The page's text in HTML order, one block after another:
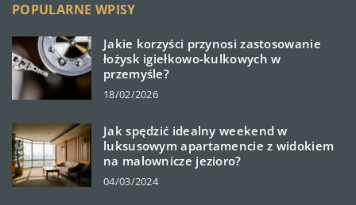
POPULARNE WPISY
Jakie korzyści przynosi zastosowanie
łożysk igiełkowo-kulkowych w
przemyśle?
18/02/2026
Jak spędzić idealny weekend w
luksusowym apartamencie z widokiem
na malownicze jezioro?
04/03/2024